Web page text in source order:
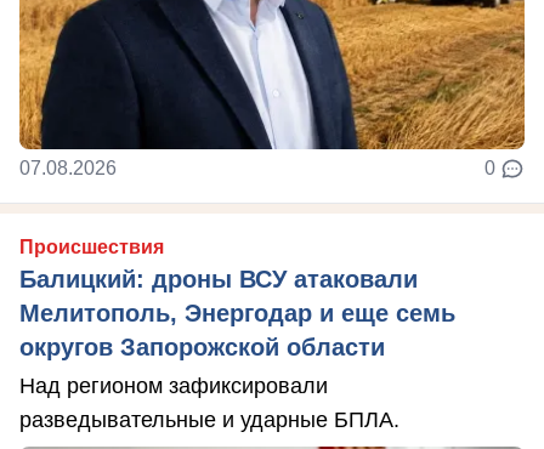
07.08.2026 0
Происшествия
Балицкий: дроны ВСУ атаковали
Мелитополь, Энергодар и еще семь
округов Запорожской области
Над регионом зафиксировали
разведывательные и ударные БПЛА.